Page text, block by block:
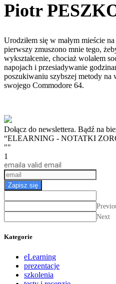
Piotr
Urodziłem się w małym mieście
pierwszy zmuszono mnie tego,
wykształcenie, chociaż wolałem
napojach i przesiadywanie
poszukiwaniu szybszej metody na
swojego Commodore 64.
Dołącz do newslettera. Bądź na
“ELEARNING - NOTATKI
""
1
email a valid email
Zapisz się
Next
Kategorie
eLearning
prezentacje
szkolenia